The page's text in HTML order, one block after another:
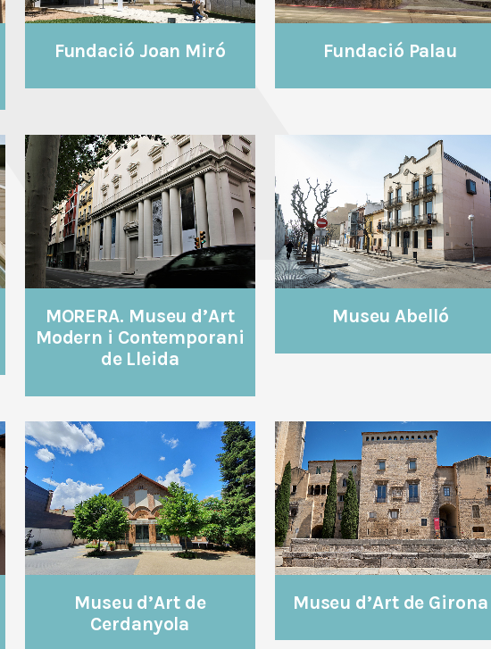
Fundació Joan Miró Fundació Palau
VEURE
MORERA. Museu d’Art
Modern i Contemporani
de Lleida
VEURE
Museu Abelló
VEURE
Museu d’Art de
Cerdanyola
VEURE
Museu d’Art de Girona